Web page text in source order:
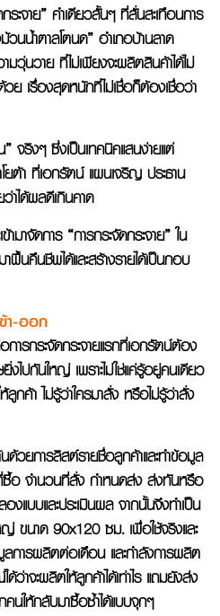
ระจาย” คำเดียวสั้นๆ ที่สั่นสะเทือนการ
นน้ำตาลโตนด” อำเภอบ้านลาด
วุ่นวาย ที่ไม่เพียงจะผลิตสินค้าได้ไม่
ย เรื่องสุดหนักที่ไม่เชื่อก็ต้องเชื่อว่า
จริงๆ ซึ่งเป็นเทคนิคแสนง่ายแต่
ยต้า ที่เอกรัตน์ แผนเจริญ ประธาน
าได้ผลดีเกินคาด
ามาจัดการ “การกระจัดกระจาย” ใน
นคืนชีพได้และสร้างรายได้เป็นกอบ
า-ออก
ารกระจัดกระจายแรกที่เอกรัตน์ต้อง
ไปกันใหญ่ เพราะไม่ใช่แค่รู้อยู่คนเดียว
กค้า ไม่รู้ว่าใครมาสั่ง หรือไม่รู้ว่าสั่ง
นด้วยการลิสต์รายชื่อลูกค้าและทำข้อมูล
ซื้อ จำนวนที่สั่ง กำหนดส่ง ส่งทันหรือ
องแบบและประเมินผล จากนั้นจึงทำเป็น
ขนาด 90x120 ซม. เพื่อใช้จริงและ
ารผลิตต่อเดือน และกำลังการผลิต
ว่าจะผลิตให้ลูกค้าได้เท่าไร แถมยังส่ง
คนให้กลับมาซื้อซ้ำได้แบบจุกๆ